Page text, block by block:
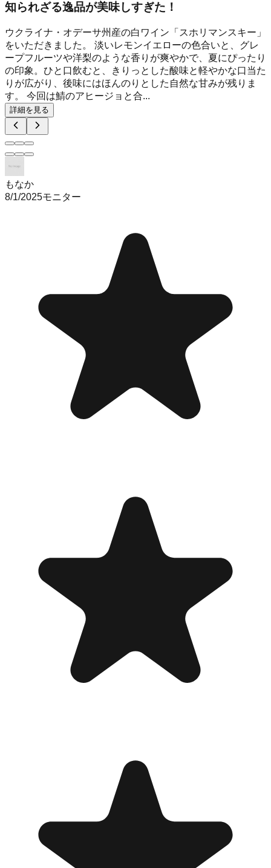
知られざる逸品が美味しすぎた！
ウクライナ・オデーサ州産の白ワイン「スホリマンスキー」
をいただきました。 淡いレモンイエローの色合いと、グレ
ープフルーツや洋梨のような香りが爽やかで、夏にぴったり
の印象。ひと口飲むと、きりっとした酸味と軽やかな口当た
りが広がり、後味にはほんのりとした自然な甘みが残りま
す。 今回は鯖のアヒージョと合...
詳細を見る
もなか
8/1/2025モニター